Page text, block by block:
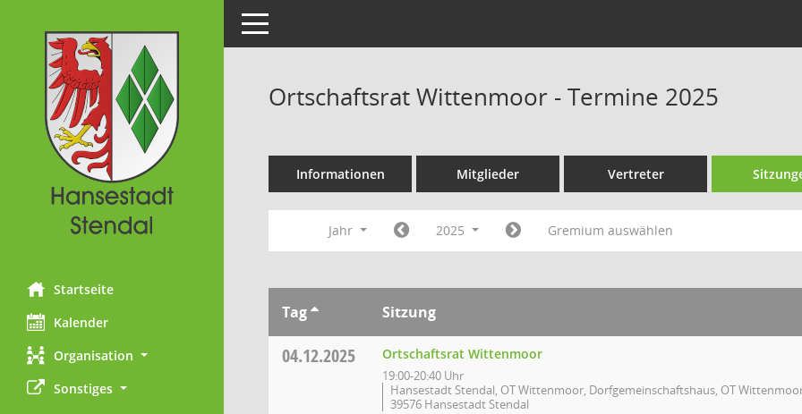
Startseite
Kalender
Organisation
Sonstiges
Toggle navigation
Ortschaftsrat Wittenmoor - Termine 2025
Informationen Mitglieder Vertreter
Jahr 2025 Gremium auswählen
Tag Sitzung
04.12.2025 Ortschaftsrat Wittenmoor
19:00-20:40 Uhr
Hansestadt Stendal, OT Wittenmoor, Dorfgemeinschaftshaus, OT
39576 Hansestadt Stendal